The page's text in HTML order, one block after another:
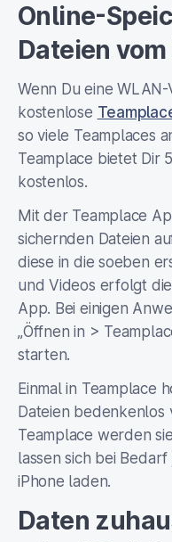
Online-
Dateien
Wenn Du eine
kostenlose
so viele Teamplaces
Teamplace bietet Dir
kostenlos.
Mit der Teamplace
sichernden Dateien
diese in die soeben
und Videos erfolgt
App. Bei einigen
„Öffnen in >
starten.
Einmal in Teamplace
Dateien bedenkenlos
Teamplace werden
lassen sich bei
iPhone laden.
Daten